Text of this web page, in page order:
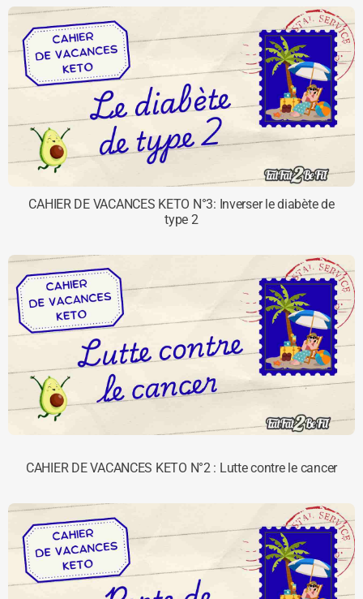
CAHIER DE VACANCES KETO N°3: Inverser le diabète de
type 2
CAHIER DE VACANCES KETO N°2 : Lutte contre le cancer